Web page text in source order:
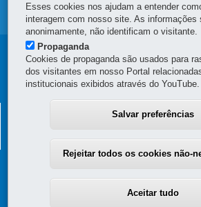
MAPA DO SITE
Navegação
principal
SECRETARIA DA
Esses cookies nos ajudam a entender
interagem com nosso site. As informações
anonimamente, não identificam o visitante.
Propaganda
Cookies de propaganda são usados para
dos visitantes em nosso Portal
institucionais exibidos através do YouTube.
Salvar preferências
Rejeitar todos os cookies não-
Aceitar tudo